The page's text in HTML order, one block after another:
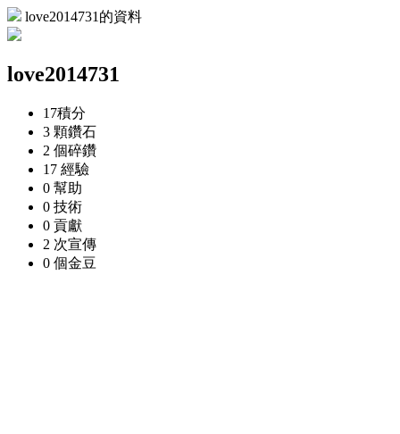
love2014731的資料
love2014731
17積分
3 顆鑽石
2 個碎鑽
17 經驗
0 幫助
0 技術
0 貢獻
2 次宣傳
0 個金豆